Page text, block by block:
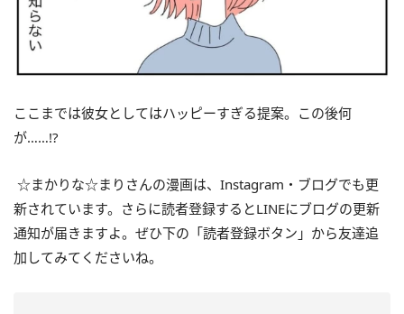
ここまでは彼女としてはハッピーすぎる提案。この後何
が……!?
☆まかりな☆まりさんの漫画は、Instagram・ブログでも更
新されています。さらに読者登録するとLINEにブログの更新
通知が届きますよ。ぜひ下の「読者登録ボタン」から友達追
加してみてくださいね。